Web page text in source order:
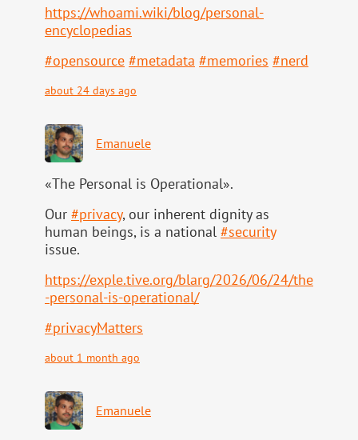
https://whoami.wiki/blog/personal-
encyclopedias
#opensource #metadata #memories #nerd
about 24 days ago
Emanuele
«The Personal is Operational».
Our #privacy, our inherent dignity as
human beings, is a national #security
issue.
https://exple.tive.org/blarg/2026/06/24/the
-personal-is-operational/
#privacyMatters
about 1 month ago
Emanuele